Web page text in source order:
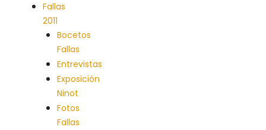
Fallas
2011
Bocetos
Fallas
Entrevistas
Exposición
Ninot
Fotos
Fallas